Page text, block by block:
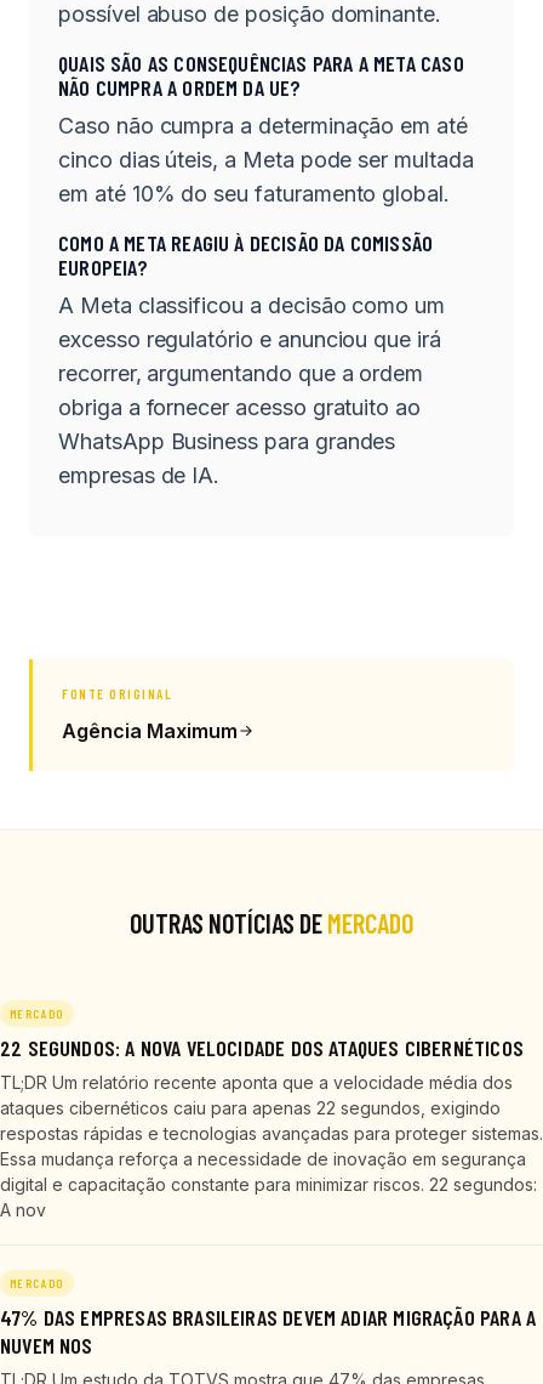
possível abuso de posição dominante.
QUAIS SÃO AS CONSEQUÊNCIAS PARA A META CASO
NÃO CUMPRA A ORDEM DA UE?
Caso não cumpra a determinação em até
cinco dias úteis, a Meta pode ser multada
em até 10% do seu faturamento global.
COMO A META REAGIU À DECISÃO DA COMISSÃO
EUROPEIA?
A Meta classificou a decisão como um
excesso regulatório e anunciou que irá
recorrer, argumentando que a ordem
obriga a fornecer acesso gratuito ao
WhatsApp Business para grandes
empresas de IA.
FONTE ORIGINAL
Agência Maximum
OUTRAS NOTÍCIAS DEMERCADO
MERCADO
22 SEGUNDOS: A NOVA VELOCIDADE DOS ATAQUES CIBERNÉTICOS
TL;DR Um relatório recente aponta que a velocidade média dos
ataques cibernéticos caiu para apenas 22 segundos, exigindo
respostas rápidas e tecnologias avançadas para proteger sistemas.
Essa mudança reforça a necessidade de inovação em segurança
digital e capacitação constante para minimizar riscos. 22 segundos:
A nov
MERCADO
47% DAS EMPRESAS BRASILEIRAS DEVEM ADIAR MIGRAÇÃO PARA A
NUVEM NOS
TL;DR Um estudo da TOTVS mostra que 47% das empresas